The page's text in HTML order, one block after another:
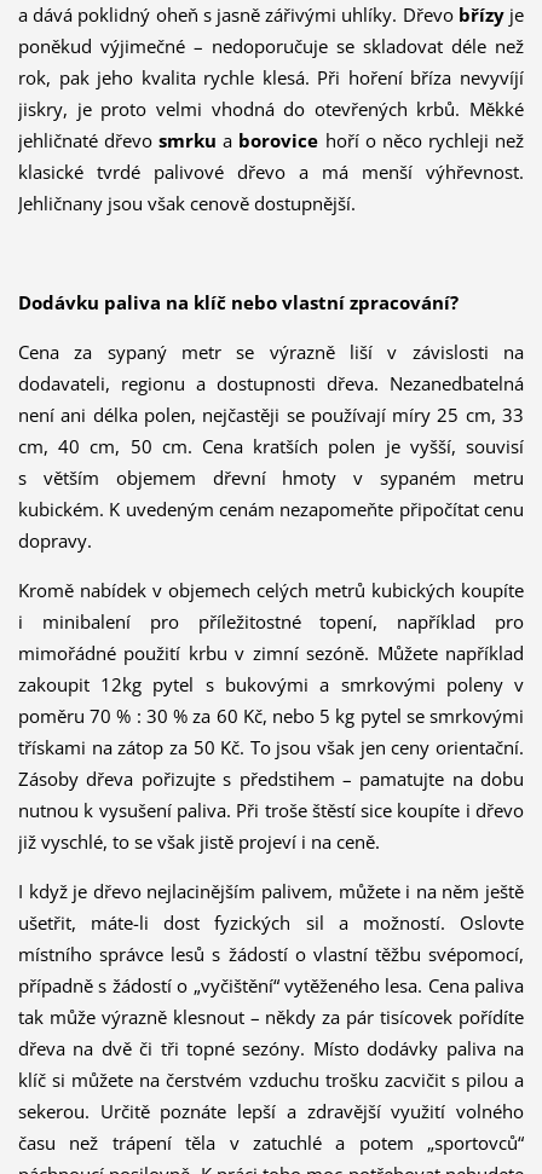
a dává poklidný oheň s jasně zářivými uhlíky. Dřevo břízyje
poněkud výjimečné – nedoporučuje se skladovat déle než
rok, pak jeho kvalita rychle klesá. Při hoření bříza nevyvíjí
jiskry, je proto velmi vhodná do otevřených krbů. Měkké
jehličnaté dřevosmrku a borovice hoří o něco rychleji než
klasické tvrdé palivové dřevo a má menší výhřevnost.
Jehličnany jsou však cenově dostupnější.
Dodávku paliva na klíč nebo vlastní zpracování?
Cena za sypaný metr se výrazně liší v závislosti na
dodavateli, regionu a dostupnosti dřeva. Nezanedbatelná
není ani délka polen, nejčastěji se používají míry 25 cm, 33
cm, 40 cm, 50 cm. Cena kratších polen je vyšší, souvisí
s větším objemem dřevní hmoty v sypaném metru
kubickém. K uvedeným cenám nezapomeňte připočítat cenu
dopravy.
Kromě nabídek v objemech celých metrů kubických koupíte
i minibalení pro příležitostné topení, například pro
mimořádné použití krbu v zimní sezóně. Můžete například
zakoupit 12kg pytel s bukovými a smrkovými poleny v
poměru 70 % : 30 % za 60 Kč, nebo 5 kg pytel se smrkovými
třískami na zátop za 50 Kč. To jsou však jen ceny orientační.
Zásoby dřeva pořizujte s předstihem – pamatujte na dobu
nutnou k vysušení paliva. Při troše štěstí sice koupíte i dřevo
již vyschlé, to se však jistě projeví i na ceně.
I když je dřevo nejlacinějším palivem, můžete i na něm ještě
ušetřit, máte-li dost fyzických sil a možností. Oslovte
místního správce lesů s žádostí o vlastní těžbu svépomocí,
případně s žádostí o „vyčištění“ vytěženého lesa. Cena paliva
tak může výrazně klesnout – někdy za pár tisícovek pořídíte
dřeva na dvě či tři topné sezóny. Místo dodávky paliva na
klíč si můžete na čerstvém vzduchu trošku zacvičit s pilou a
sekerou. Určitě poznáte lepší a zdravější využití volného
času než trápení těla v zatuchlé a potem „sportovců“